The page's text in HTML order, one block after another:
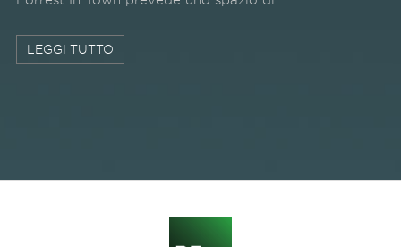
LEGGI TUTTO